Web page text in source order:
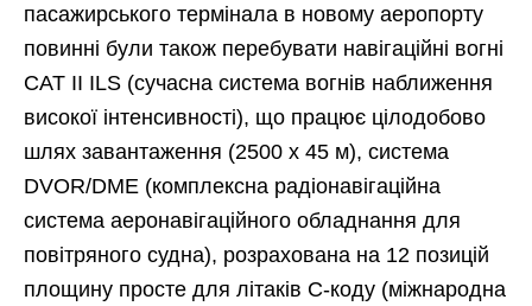
пасажирського термінала в новому аеропорту
повинні були також перебувати навігаційні вогні
CAT II ILS (сучасна система вогнів наближення
високої інтенсивності), що працює цілодобово
шлях завантаження (2500 х 45 м), система
DVOR/DME (комплексна радіонавігаційна
система аеронавігаційного обладнання для
повітряного судна), розрахована на 12 позицій
площину просте для літаків C-коду (міжнародна